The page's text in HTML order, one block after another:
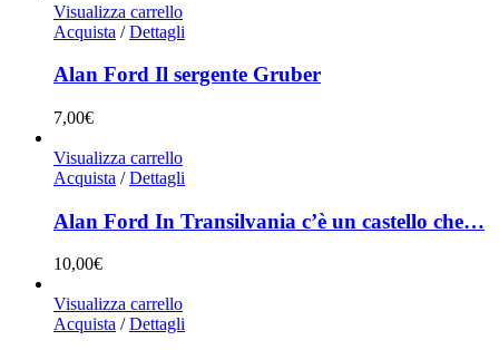
Visualizza carrello
Acquista / Dettagli
Alan Ford Il sergente Gruber
7,00€
Visualizza carrello
Acquista / Dettagli
Alan Ford In Transilvania c’è un castello che…
10,00€
Visualizza carrello
Acquista / Dettagli